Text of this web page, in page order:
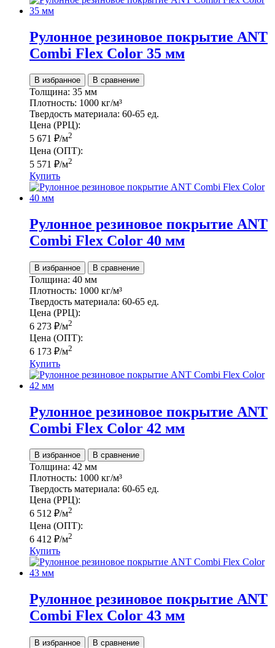
Рулонное резиновое покрытие ANT
Сombi Flex Color 35 мм
В избранное В сравнение
Толщина: 35 мм
Плотность: 1000 кг/м³
Твердость материала: 60-65 ед.
Цена (РРЦ):
5 671 ₽/м2
Цена (ОПТ):
5 571 ₽/м2
Купить
Рулонное резиновое покрытие ANT
Сombi Flex Color 40 мм
В избранное В сравнение
Толщина: 40 мм
Плотность: 1000 кг/м³
Твердость материала: 60-65 ед.
Цена (РРЦ):
6 273 ₽/м2
Цена (ОПТ):
6 173 ₽/м2
Купить
Рулонное резиновое покрытие ANT
Сombi Flex Color 42 мм
В избранное В сравнение
Толщина: 42 мм
Плотность: 1000 кг/м³
Твердость материала: 60-65 ед.
Цена (РРЦ):
6 512 ₽/м2
Цена (ОПТ):
6 412 ₽/м2
Купить
Рулонное резиновое покрытие ANT
Сombi Flex Color 43 мм
В избранное В сравнение